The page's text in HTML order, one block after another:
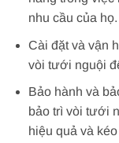
nhu cầu của họ.
Cài đặt và vận
vòi tưới nguội
Bảo hành và
bảo trì vòi tưới
hiệu quả và